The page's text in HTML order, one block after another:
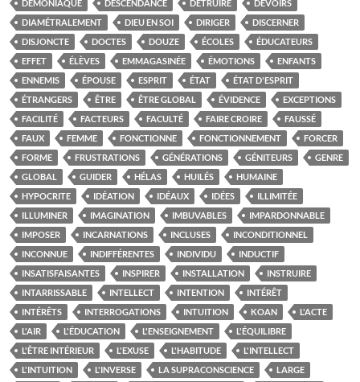
DÉMONIAQUE DESCENDANCE DÉTRUIRE
DEVOIRS
DIAMÉTRALEMENT
DIEU EN SOI DIRIGER
DISCERNER
DISJONCTE
DOCTES DOUZE ÉCOLES
ÉDUCATEURS
EFFET
ÉLÈVES EMMAGASINÉE ÉMOTIONS
ENFANTS
ENNEMIS
ÉPOUSE ESPRIT ÉTAT
ÉTAT D'ESPRIT
ÉTRANGERS
ÊTRE ÊTRE GLOBAL ÉVIDENCE
EXCEPTIONS
FACILITÉ
FACTEURS FACULTÉ FAIRE CROIRE
FAUSSÉ
FAUX
FEMME FONCTIONNE FONCTIONNEMENT
FORCER
FORME
FRUSTRATIONS GÉNÉRATIONS GÉNITEURS
GENRE
GLOBAL
GUIDER HÉLAS HUILÉS
HUMAINE
HYPOCRITE
IDÉATION IDÉAUX IDÉES
ILLIMITÉE
ILLUMINER
IMAGINATION IMBUVABLES
IMPARDONNABLE
IMPOSER
INCARNATIONS INCLUSES
INCONDITIONNEL
INCONNUE
INDIFFÉRENTES INDIVIDU
INDUCTIF
INSATISFAISANTES
INSPIRER INSTALLATION
INSTRUIRE
INTARRISSABLE
INTELLECT INTENTION
INTÉRÊT
INTÉRÊTS
INTERROGATIONS INTUITION KOAN
L'ACTE
L'AIR
L'ÉDUCATION L'ENSEIGNEMENT
L'ÉQUILIBRE
L'ÊTRE INTÉRIEUR
L'EXUSE L'HABITUDE
L'INTELLECT
L'INTUITION
L'INVERSE LA SUPRACONSCIENCE
LARGE